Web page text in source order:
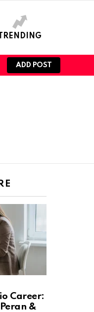
TRENDING
ADD POST
Career:
&